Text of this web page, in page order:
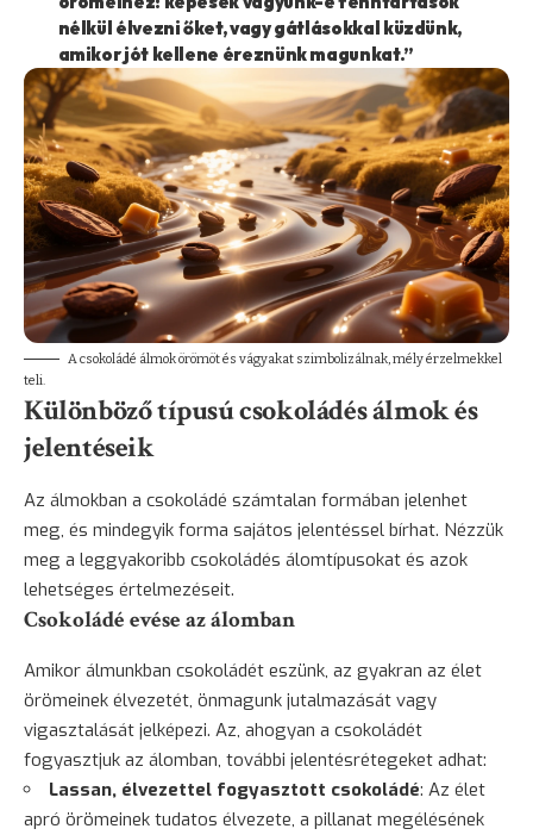
nélkül élvezni őket, vagy gátlásokkal küzdünk,
amikor jót kellene éreznünk magunkat.”
A csokoládé álmok örömöt és vágyakat szimbolizálnak, mély érzelmekkel
teli.
Különböző típusú csokoládés álmok és
jelentéseik
Az álmokban a csokoládé számtalan formában jelenhet
meg, és mindegyik forma sajátos jelentéssel bírhat. Nézzük
meg a leggyakoribb csokoládés álomtípusokat és azok
lehetséges értelmezéseit.
Csokoládé evése az álomban
Amikor álmunkban csokoládét eszünk, az gyakran az élet
örömeinek élvezetét, önmagunk jutalmazását vagy
vigasztalását jelképezi. Az, ahogyan a csokoládét
fogyasztjuk az álomban, további jelentésrétegeket adhat:
Lassan, élvezettel fogyasztott csokoládé: Az élet
apró örömeinek tudatos élvezete, a pillanat megélésének